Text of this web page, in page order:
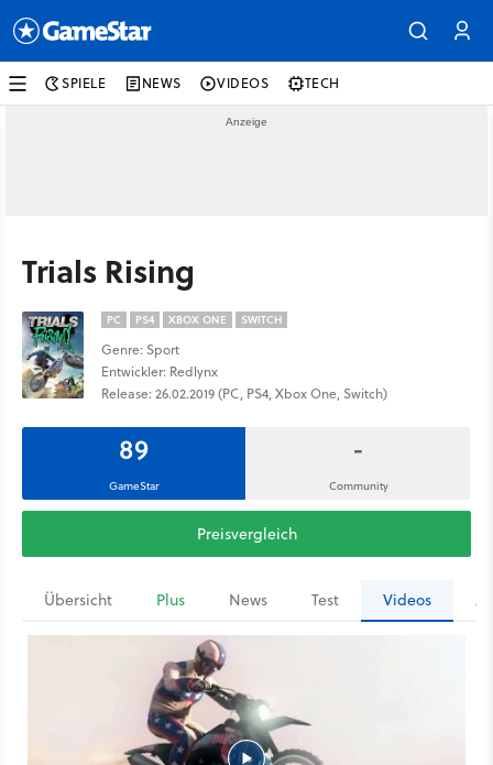
SPIELE NEWS VIDEOS TECH
Trials Rising
PC PS4 XBOX ONE SWITCH
Genre: Sport
Entwickler: Redlynx
Release: 26.02.2019 (PC, PS4, Xbox One, Switch)
89
GameStar
-
Community
Preisvergleich
Übersicht Plus News Test Videos